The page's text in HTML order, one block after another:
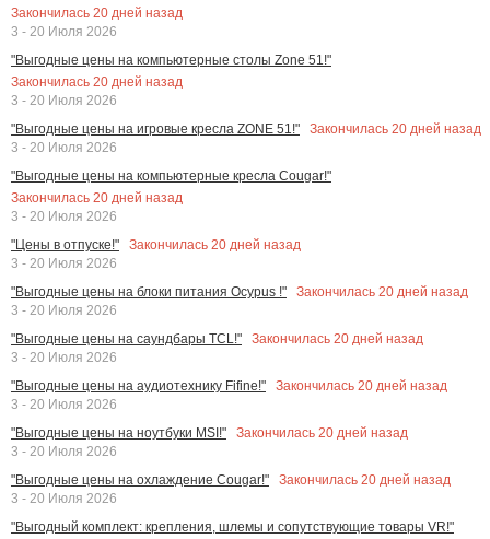
Закончилась 20 дней назад
3 - 20 Июля 2026
"Выгодные цены на компьютерные столы Zone 51!"
Закончилась 20 дней назад
3 - 20 Июля 2026
"Выгодные цены на игровые кресла ZONE 51!"
Закончилась 20 дней назад
3 - 20 Июля 2026
"Выгодные цены на компьютерные кресла Cougar!"
Закончилась 20 дней назад
3 - 20 Июля 2026
"Цены в отпуске!"
Закончилась 20 дней назад
3 - 20 Июля 2026
"Выгодные цены на блоки питания Ocypus !"
Закончилась 20 дней назад
3 - 20 Июля 2026
"Выгодные цены на саундбары TCL!"
Закончилась 20 дней назад
3 - 20 Июля 2026
"Выгодные цены на аудиотехнику Fifine!"
Закончилась 20 дней назад
3 - 20 Июля 2026
"Выгодные цены на ноутбуки MSI!"
Закончилась 20 дней назад
3 - 20 Июля 2026
"Выгодные цены на охлаждение Cougar!"
Закончилась 20 дней назад
3 - 20 Июля 2026
"Выгодный комплект: крепления, шлемы и сопутствующие товары VR!"